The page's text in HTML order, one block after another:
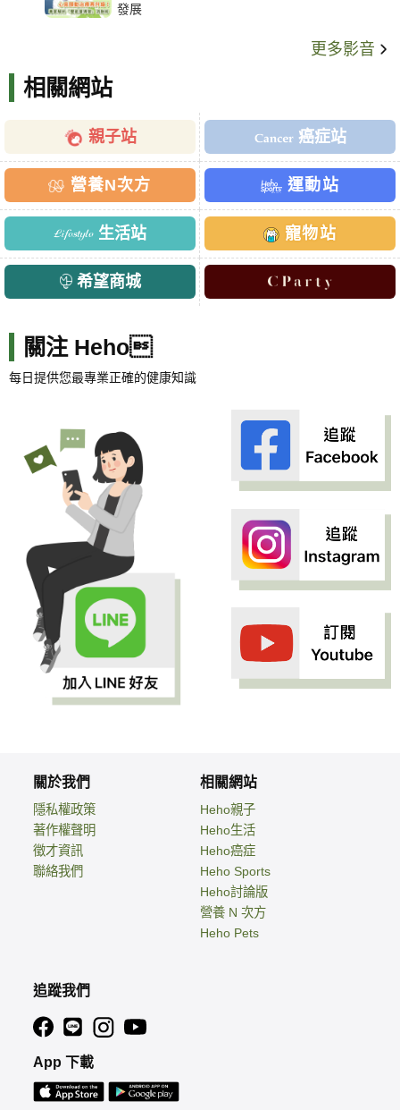
發展
更多影音
相關網站
親子站 癌症站
營養N次方 運動站
生活站 寵物站
希望商城
關注 Heho
每日提供您最專業正確的健康知識
關於我們
隱私權政策
著作權聲明
徵才資訊
聯絡我們
相關網站
Heho親子
Heho生活
Heho癌症
Heho Sports
Heho討論版
營養 N 次方
Heho Pets
追蹤我們
App 下載